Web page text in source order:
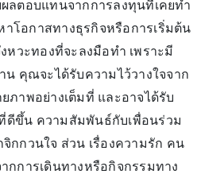
ลตอบแทนจากการลงทุนที่เคยทำ
โอกาสทางธุรกิจหรือการเริ่มต้น
หวะทองที่จะลงมือทำ เพราะมี
น คุณจะได้รับความไว้วางใจจาก
ภาพอย่างเต็มที่ และอาจได้รับ
ดีขึ้น ความสัมพันธ์กับเพื่อนร่วม
กกวนใจ ส่วน เรื่องความรัก คน
กการเดินทางหรือกิจกรรมทาง